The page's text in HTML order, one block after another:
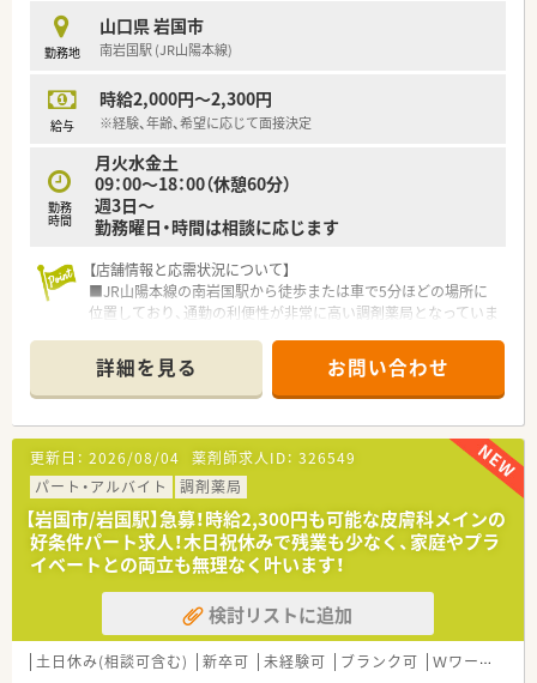
すい環境整備に注力しています。
■無理な店舗異動を強いることはなく、各店舗が独立して運営さ
れているのが特徴的な法人です。
【想定されるキャリアイメージ】
■管理薬剤師として店舗運営の裁量を持ち、自身の判断でより良
■高年収を維持しながら、地域医療の最前線で患者様に寄り添う
薬剤師としてキャリアを築けます。
■認定薬剤師などの資格取得支援制度を活用し、専門性を高めな
がらスキルアップを目指せます。
勤務地
山口県 岩国市
南岩国駅 (JR山陽本線)
給与
時給2,000円～2,300円
※経験、年齢、希望に応じて面接決定
勤務
時間
月火水金土
09：00～18：00（休憩60分）
週3日～
勤務曜日・時間は相談に応じます
【店舗情報と応需状況について】
■JR山陽本線の南岩国駅から徒歩または車で5分ほどの場所に
位置しており、通勤の利便性が非常に高い調剤薬局となっていま
■応需科目は内科や小児科、皮膚科が中心で、1日あたりの処方
箋枚数は約40枚となっており、無理のないペースで勤務が可能で
す。
■勤務体制は薬剤師が常勤1名、事務員がパート6名で常時3名体
制となっており、事務スタッフによる手厚いサポートが魅力で
す。
【募集背景と求める人物像について】
■今回は欠員補充による募集となっており、即戦力として周囲と
協力しながら円滑に業務を進められる方を急募しております。
■何よりも協調性を大事にしており、店舗のスタッフや近隣店舗
のメンバーと互いに助け合いながら勤務できる方を求めていま
■電子薬歴やパソコン操作に対応できる方を募集しており、年齢
は問わず幅広い層の薬剤師の方からのご応募をお待ちしていま
詳細を見る お問い合わせ
更新日： 2026/08/04 薬剤師求人ID： 326549
パート・アルバイト
調剤薬局
【岩国市/岩国駅】急募！時給2,300円も可能な皮膚科メインの
好条件パート求人！木日祝休みで残業も少なく、家庭やプラ
イベートとの両立も無理なく叶います！
検討リストに追加
土日休み(相談可含む) 新卒可 未経験可 ブランク可 Ｗワーク可